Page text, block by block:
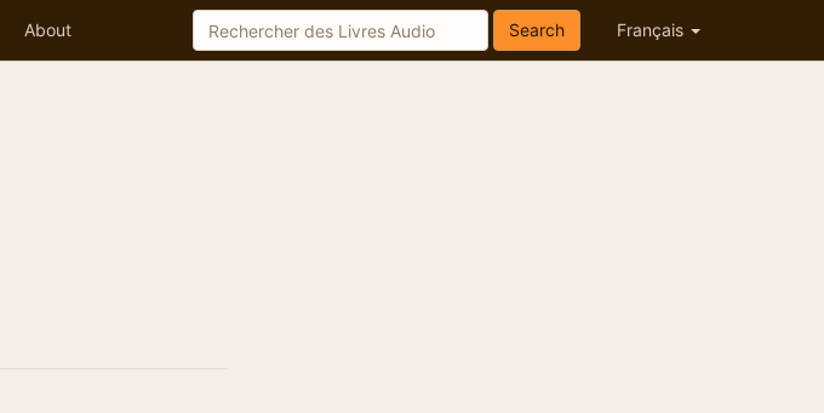
About Français
Search